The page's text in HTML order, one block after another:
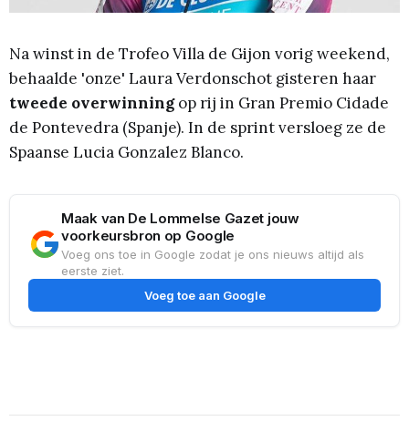
Na winst in de Trofeo Villa de Gijon vorig weekend,
behaalde 'onze' Laura Verdonschot gisteren haar
tweede overwinningop rij in Gran Premio Cidade
de Pontevedra (Spanje). In de sprint versloeg ze de
Spaanse Lucia Gonzalez Blanco.
Maak van De Lommelse Gazet jouw
voorkeursbron op Google
Voeg ons toe in Google zodat je ons nieuws altijd als
eerste ziet.
Voeg toe aan Google